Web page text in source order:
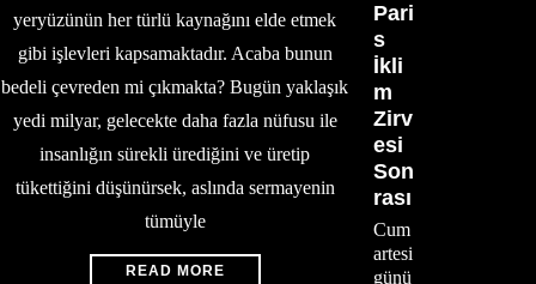
yeryüzünün her türlü kaynağını elde etmek
gibi işlevleri kapsamaktadır. Acaba bunun
bedeli çevreden mi çıkmakta? Bugün yaklaşık
yedi milyar, gelecekte daha fazla nüfusu ile
insanlığın sürekli ürediğini ve üretip
tükettiğini düşünürsek, aslında sermayenin
tümüyle
READ MORE
Pari
s
İkli
m
Zirv
esi
Son
rası
Cum
artesi
günü